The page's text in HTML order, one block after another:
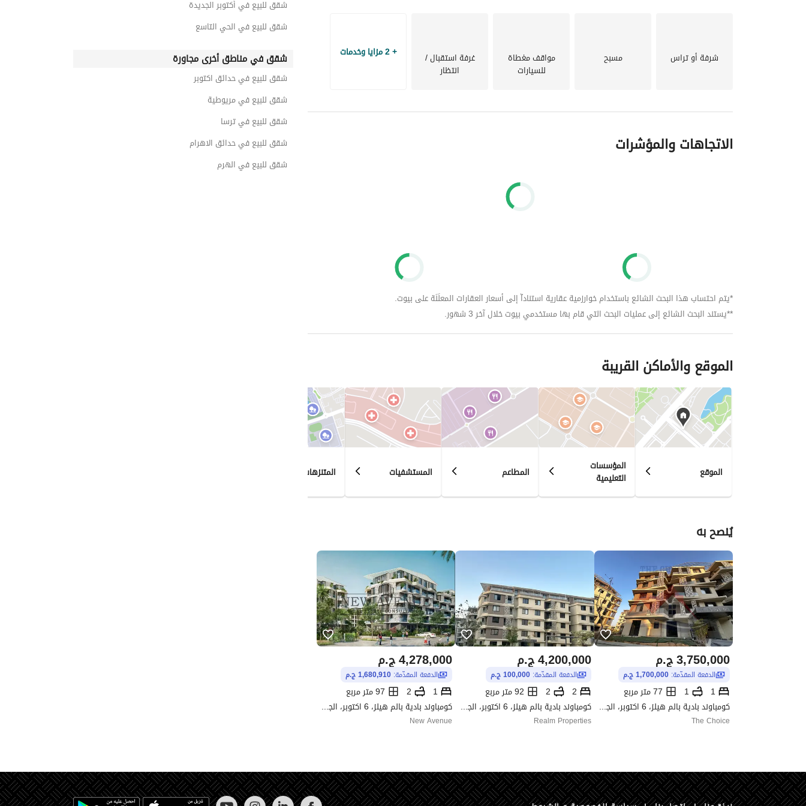
شرفة أو تراس مسبح مواقف مغطاة
للسيارات
غرفة استقبال /
انتظار
+ 2 مزايا وخدمات
الاتجاهات والمؤشرات
*يتم احتساب هذا البحث الشائع باستخدام خوارزمية عقارية استناداّ إلى أسعار العقارات المعلَنَة على بيوت.
**يستند البحث الشائع إلى عمليات البحث التي قام بها مستخدمي بيوت خلال آخر 3 شهور.
الموقع والأماكن القريبة
الموقع المؤسسات
التعليمية المطاعم المستشفيات المتنزهات
يُنصح به
ج.م3,750,000
الدفعة المقدّمة: 1,700,000 ج.م
1
1
77 متر مربع
كومباوند بادية بالم هيلز، 6 اكتوبر، الجيزة
The Choice
ج.م4,200,000
الدفعة المقدّمة:100,000 ج.م
2
2
92 متر مربع
كومباوند بادية بالم هيلز، 6 اكتوبر، الجيزة
Realm Properties
ج.م4,278,000
الدفعة المقدّمة: 1,680,910 ج.م
1
2
97 متر مربع
كومباوند بادية بالم هيلز، 6 اكتوبر، الجيزة
New Avenue
شقق للبيع في أكتوبر الجديدة
شقق للبيع في الحي التاسع
شقق في مناطق أخرى مجاورة
شقق للبيع في حدائق اكتوبر
شقق للبيع في مريوطية
شقق للبيع في ترسا
شقق للبيع في حدائق الاهرام
شقق للبيع في الهرم